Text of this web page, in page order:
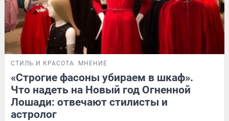
СТИЛЬ И КРАСОТА МНЕНИЕ
«Строгие фасоны убираем в шкаф».
Что надеть на Новый год Огненной
Лошади: отвечают стилисты и
астролог